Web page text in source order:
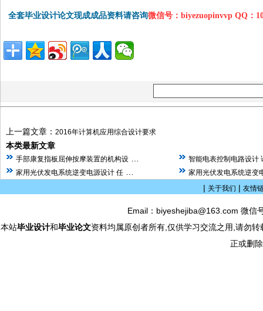
全套毕业设计论文现成成品资料请咨询微信号：biyezuopinvvp QQ
上一篇文章： 2016年计算机应用综合设计要求
本类最新文章
手部康复指板屈伸按摩装置的机构设
智能电表控制电路设计
家用光伏发电系统逆变电源设计 任
家用光伏发电系统逆变
| 关于我们 | 友情
Email：biyeshejiba@163.com 微
本站毕业设计和毕业论文资料均属原创者所有,仅供学习交流之用,请勿
正或删